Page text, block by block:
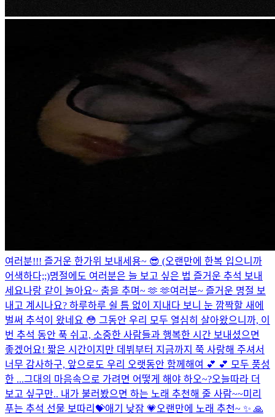
여러분!!! 즐거운 한가위 보내세용~ 😎 (오랜만에 한복 입으니까
어색하다;;)명절에도 여러분은 늘 보고 싶은 법 즐거운 추석 보내
세요나랑 같이 놀아요~ 춤을 추며~ 🫶 🫶여러분~ 즐거운 명절 보
내고 계시나요? 하루하루 쉴 틈 없이 지내다 보니 눈 깜짝할 새에
벌써 추석이 왔네요 😳 그동안 우리 모두 열심히 살아왔으니까, 이
번 추석 동안 푹 쉬고, 소중한 사람들과 행복한 시간 보내셨으면
좋겠어요! 짧은 시간이지만 데뷔부터 지금까지 쭉 사랑해 주셔서
너무 감사하구, 앞으로도 우리 오랫동안 함께해여 💕 💕 모두 풍성
한 ...그대의 마음속으로 가려면 어떻게 해야 하오~?오늘따라 더
보고 싶구만.. 내가 불러봤으면 하는 노래 추천해 줄 사람~~미리
푸는 추석 선물 보따리💝애기 낮잠 💗 오랜만에 노래 추천~ ✨ 🙏